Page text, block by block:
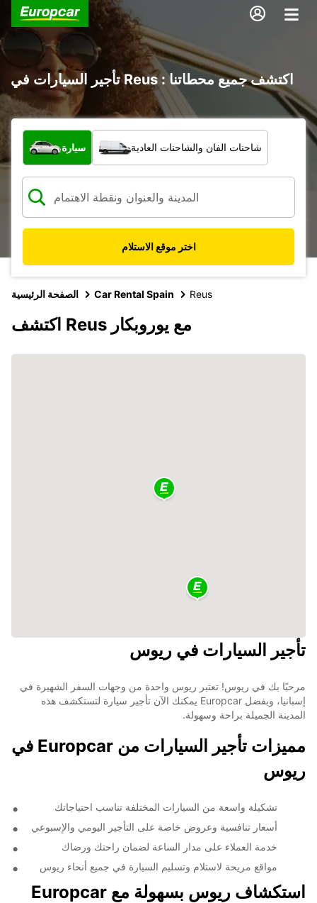
تأجير السيارات في Reus : اكتشف جميع محطاتنا
ما نوع المركبة؟
سيارة شاحنات الفان والشاحنات العادية
اختر موقع الاستلام
الصفحة الرئيسية Car Rental Spain Reus
اكتشف Reus مع يوروبكار
تأجير السيارات في ريوس
مرحبًا بك في ريوس! تعتبر ريوس واحدة من وجهات السفر الشهيرة في
إسبانيا، وبفضل Europcar يمكنك الآن تأجير سيارة لتستكشف هذه
المدينة الجميلة براحة وسهولة.
مميزات تأجير السيارات من Europcar في
ريوس
تشكيلة واسعة من السيارات المختلفة تناسب احتياجاتك
أسعار تنافسية وعروض خاصة على التأجير اليومي والإسبوعي
خدمة العملاء على مدار الساعة لضمان راحتك ورضاك
مواقع مريحة لاستلام وتسليم السيارة في جميع أنحاء ريوس
استكشاف ريوس بسهولة مع Europcar